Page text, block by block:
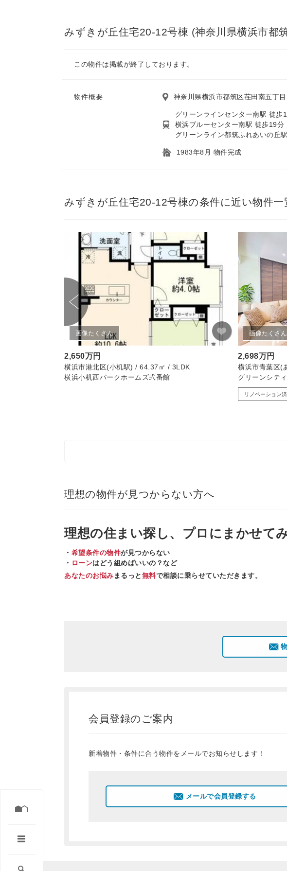
みずきが丘住宅20-12号棟 (神奈川県横浜市都
この物件は掲載が終了しております。
物件概要 神奈川県横浜市都筑区荏田南五丁
グリーンラインセンター南駅 徒歩
横浜ブルーセンター南駅 徒歩19分
グリーンライン都筑ふれあいの丘
1983年8月 物件完成
みずきが丘住宅20-12号棟の条件に近い物件一
画像たくさん
2,650万円
横浜市港北区(小机駅) / 64.37㎡ / 3LDK
横浜小机西パークホームズ弐番館
画像たくさん
2,698万円
横浜市青葉区(
グリーンシテ
リノベーション済
理想の物件が見つからない方へ
理想の住まい探し、 プロ にまかせて
・ 希望条件の物件が見つからない
・ ローンはどう組めばいいの？など
あなたのお悩み まるっと無料で相談に乗らせていただきます。
会員登録のご案内
新着物件・条件に合う物件をメールでお知らせします！
メールで会員登録する